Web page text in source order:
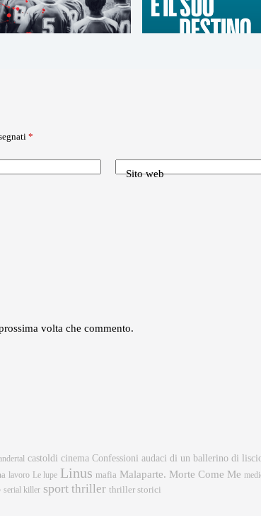
*
Sito web
volta che commento.
castoldi cinema Confessioni audaci di un ballerino di
lavoro Le lupe Linus mafia Malaparte. Morte Come Me
serial killer sport thriller thriller storici